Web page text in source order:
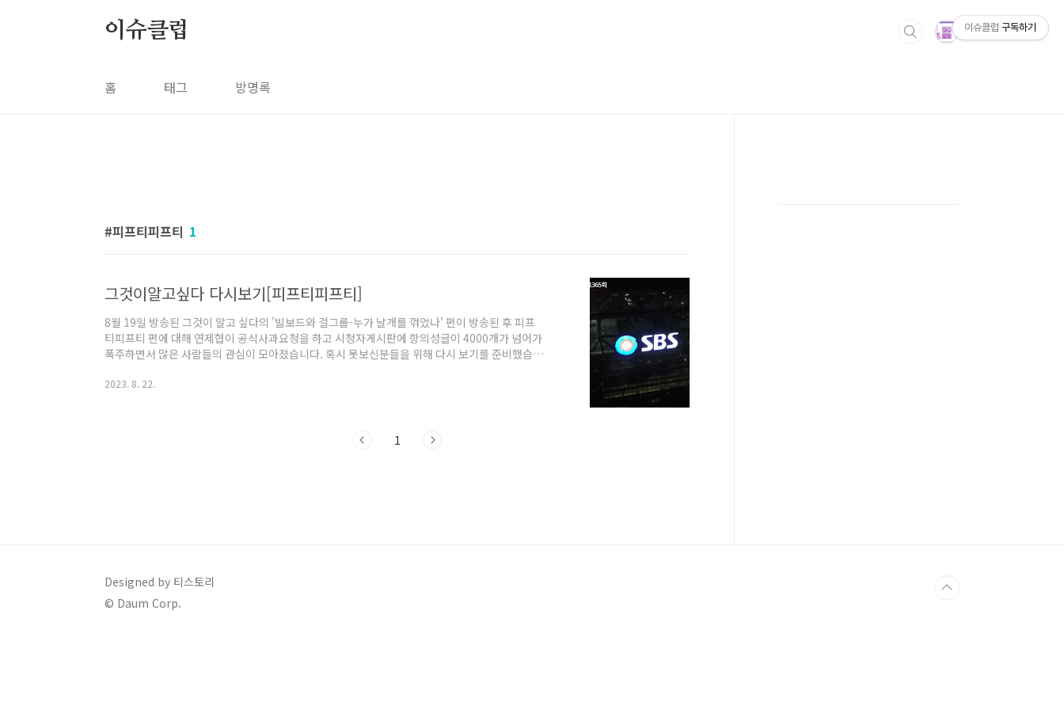
이슈클럽
홈 태그 방명록
피프티피프티 1
그것이알고싶다 다시보기[피프티피프티]
8월 19일 방송된 그것이 알고 싶다의 '빌보드와 걸그룹-누가 날개를 꺾었나' 편이 방송된 후 피프
티피프티 편에 대해 연제협이 공식사과요청을 하고 시청자게시판에 항의성글이 4000개가 넘어가
폭주하면서 많은 사람들의 관심이 모아졌습니다. 혹시 못보신분들을 위해 다시 보기를 준비했습니
의 계약위반과 신뢰관계 파괴를 내세우며 어트랙트를 상대로 법원에 전속계약효력 가처분신청을
장이 대부분이라 편파방송이라는과 진행자가 마지막에 편지..
2023. 8. 22.
1
Designed by 티스토리
© Daum Corp.
이슈클럽 구독하기